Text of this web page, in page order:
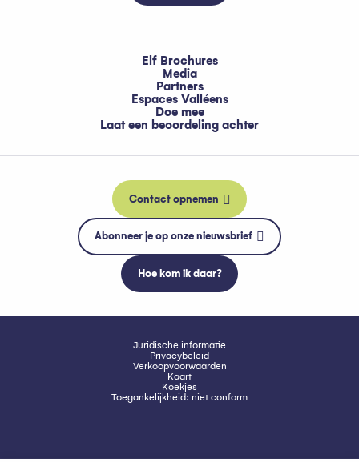
Elf Brochures
Media
Partners
Espaces Valléens
Doe mee
Laat een beoordeling achter
Contact opnemen
Abonneer je op onze nieuwsbrief
Hoe kom ik daar?
Juridische informatie
Privacybeleid
Verkoopvoorwaarden
Kaart
Koekjes
Toegankelijkheid: niet conform